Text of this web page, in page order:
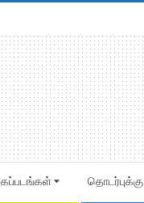
தொடர்புக்கு